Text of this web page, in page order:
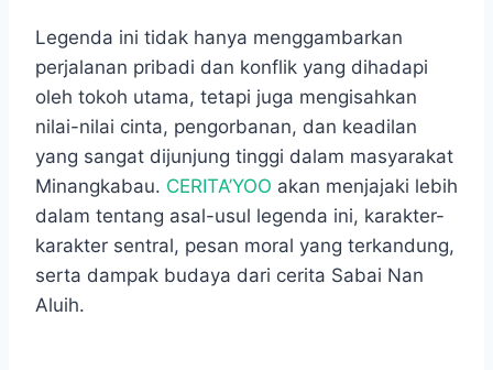
Legenda ini tidak hanya menggambarkan
perjalanan pribadi dan konflik yang dihadapi
oleh tokoh utama, tetapi juga mengisahkan
nilai-nilai cinta, pengorbanan, dan keadilan
yang sangat dijunjung tinggi dalam masyarakat
Minangkabau. CERITA’YOO akan menjajaki lebih
dalam tentang asal-usul legenda ini, karakter-
karakter sentral, pesan moral yang terkandung,
serta dampak budaya dari cerita Sabai Nan
Aluih.